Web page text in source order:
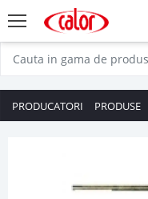
PRODUCATORI PRODUSE